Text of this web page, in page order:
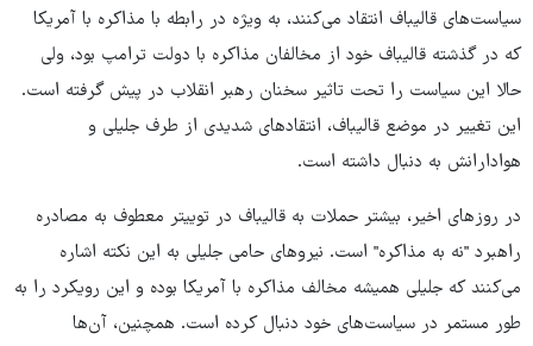
سیاست‌های قالیباف انتقاد می‌کنند، به ویژه در رابطه با مذاکره با آمریکا
که در گذشته قالیباف خود از مخالفان مذاکره با دولت ترامپ بود، ولی
حالا این سیاست را تحت تاثیر سخنان رهبر انقلاب در پیش گرفته است.
این تغییر در موضع قالیباف، انتقادهای شدیدی از طرف جلیلی و
هوادارانش به دنبال داشته است.
در روزهای اخیر، بیشتر حملات به قالیباف در توییتر معطوف به مصادره
راهبرد "نه به مذاکره" است. نیروهای حامی جلیلی به این نکته اشاره
می‌کنند که جلیلی همیشه مخالف مذاکره با آمریکا بوده و این رویکرد را به
طور مستمر در سیاست‌های خود دنبال کرده است. همچنین، آن‌ها